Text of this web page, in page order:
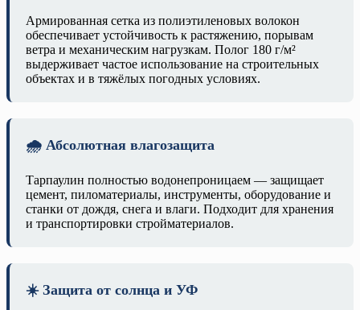
Армированная сетка из полиэтиленовых волокон
обеспечивает устойчивость к растяжению, порывам
ветра и механическим нагрузкам. Полог 180 г/м²
выдерживает частое использование на строительных
объектах и в тяжёлых погодных условиях.
🌧️ Абсолютная влагозащита
Тарпаулин полностью водонепроницаем — защищает
цемент, пиломатериалы, инструменты, оборудование и
станки от дождя, снега и влаги. Подходит для хранения
и транспортировки стройматериалов.
☀️ Защита от солнца и УФ